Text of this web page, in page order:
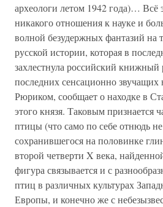
археологи летом 1942 года)… Всё
никакого отношения к науке и
волной безудержных фантазий на
русской истории, которая в
захлестнула российский
последних сенсационно звучащих
Рюриком, сообщает о находке в
этого князя. Таковым признается
птицы (что само по себе отнюдь
сохранившегося на половинке
второй четверти X века,
фигура связывается и с
птиц в различных культурах
Европы, и конечно же с